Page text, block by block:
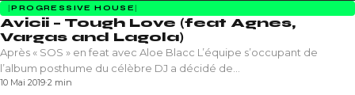
PROGRESSIVE HOUSE
Avicii – Tough Love (feat Agnes,
Vargas and Lagola)
Après « SOS » en feat avec Aloe Blacc L’équipe s’occupant de
l’album posthume du célèbre DJ a décidé de…
10 Mai 2019·2 min